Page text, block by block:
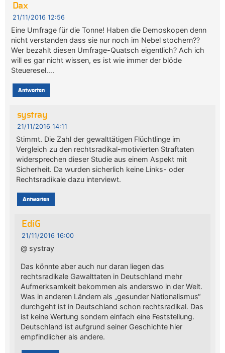
Dax
21/11/2016 12:56
Eine Umfrage für die Tonne! Haben die Demoskopen denn
nicht verstanden dass sie nur noch im Nebel stochern??
Wer bezahlt diesen Umfrage-Quatsch eigentlich? Ach ich
will es gar nicht wissen, es ist wie immer der blöde
Steueresel….
Antworten
systray
21/11/2016 14:11
Stimmt. Die Zahl der gewalttätigen Flüchtlinge im
Vergleich zu den rechtsradikal-motivierten Straftaten
widersprechen dieser Studie aus einem Aspekt mit
Sicherheit. Da wurden sicherlich keine Links- oder
Rechtsradikale dazu interviewt.
Antworten
EdiG
21/11/2016 16:00
@ systray
Das könnte aber auch nur daran liegen das
rechtsradikale Gawalttaten in Deutschland mehr
Aufmerksamkeit bekommen als anderswo in der Welt.
Was in anderen Ländern als „gesunder Nationalismus“
durchgeht ist in Deutschland schon rechtsradikal. Das
ist keine Wertung sondern einfach eine Feststellung.
Deutschland ist aufgrund seiner Geschichte hier
empfindlicher als andere.